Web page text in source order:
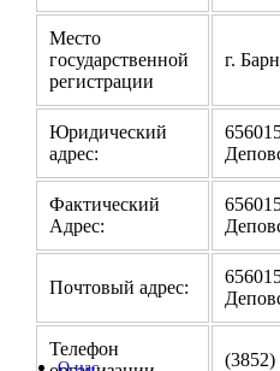
Место
государственной
регистрации
г.
Юридический
адрес:
Фактический
Адрес:
Почтовый адрес:
Телефон
(3852)